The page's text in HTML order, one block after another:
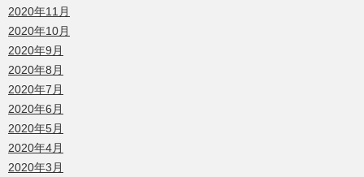
2020年11月
2020年10月
2020年9月
2020年8月
2020年7月
2020年6月
2020年5月
2020年4月
2020年3月